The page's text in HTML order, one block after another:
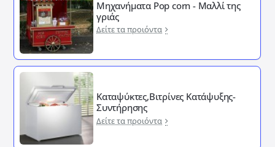
Μηχανήματα Pop corn - Μαλλί της
γριάς
Δείτε τα προιόντα
Καταψύκτες,Βιτρίνες Κατάψυξης-
Συντήρησης
Δείτε τα προιόντα